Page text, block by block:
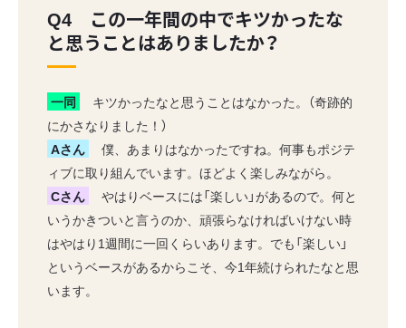
Q4 この一年間の中でキツかったな
と思うことはありましたか？
一同
キツかったなと思うことはなかった。（奇跡的
にかさなりました！）
Aさん
僕、あまりはなかったですね。何事もポジテ
ィブに取り組んでいます。ほどよく楽しみながら。
Cさん
やはりベースには「楽しい」があるので。何と
いうかきついと言うのか、頑張らなければいけない時
はやはり1週間に一回くらいあります。でも「楽しい」
というベースがあるからこそ、今1年続けられたなと思
います。